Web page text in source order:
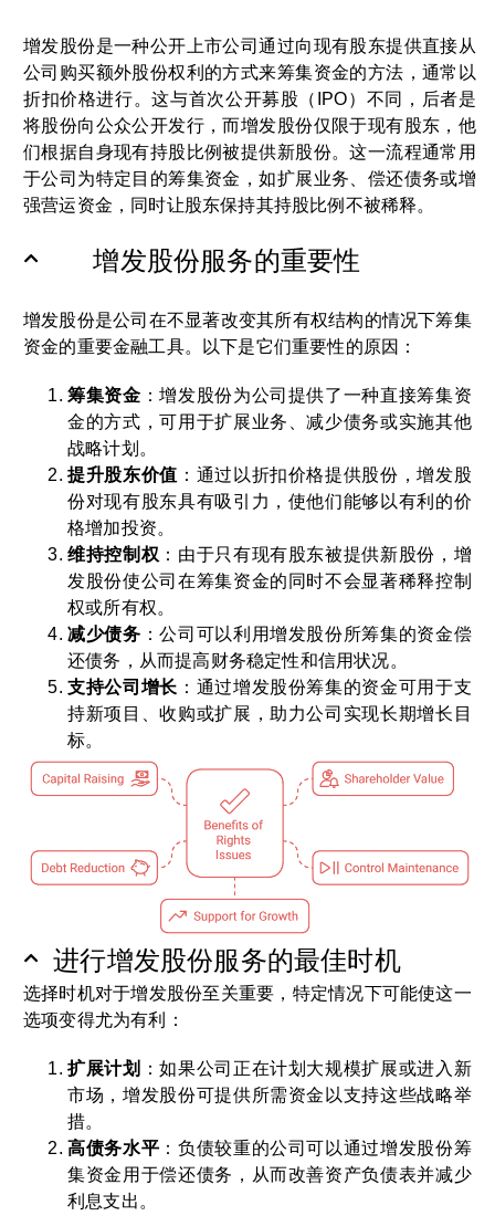
增发股份是一种公开上市公司通过向现有股东提供直接从
公司购买额外股份权利的方式来筹集资金的方法，通常以
折扣价格进行。这与首次公开募股（IPO）不同，后者是
将股份向公众公开发行，而增发股份仅限于现有股东，他
们根据自身现有持股比例被提供新股份。这一流程通常用
于公司为特定目的筹集资金，如扩展业务、偿还债务或增
强营运资金，同时让股东保持其持股比例不被稀释。
增发股份服务的重要性
增发股份是公司在不显著改变其所有权结构的情况下筹集
资金的重要金融工具。以下是它们重要性的原因：
筹集资金 ：增发股份为公司提供了一种直接筹集资
金的方式，可用于扩展业务、减少债务或实施其他
战略计划。
提升股东价值 ：通过以折扣价格提供股份，增发股
份对现有股东具有吸引力，使他们能够以有利的价
格增加投资。
维持控制权 ：由于只有现有股东被提供新股份，增
发股份使公司在筹集资金的同时不会显著稀释控制
权或所有权。
减少债务 ：公司可以利用增发股份所筹集的资金偿
还债务，从而提高财务稳定性和信用状况。
支持公司增长 ：通过增发股份筹集的资金可用于支
持新项目、收购或扩展，助力公司实现长期增长目
标。
进行增发股份服务的最佳时机
选择时机对于增发股份至关重要，特定情况下可能使这一
选项变得尤为有利：
扩展计划
：如果公司正在计划大规模扩展或进入新
市场，增发股份可提供所需资金以支持这些战略举
措。
高债务水平 ：负债较重的公司可以通过增发股份筹
集资金用于偿还债务，从而改善资产负债表并减少
利息支出。